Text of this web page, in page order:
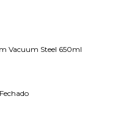
Vacuum Steel 650ml